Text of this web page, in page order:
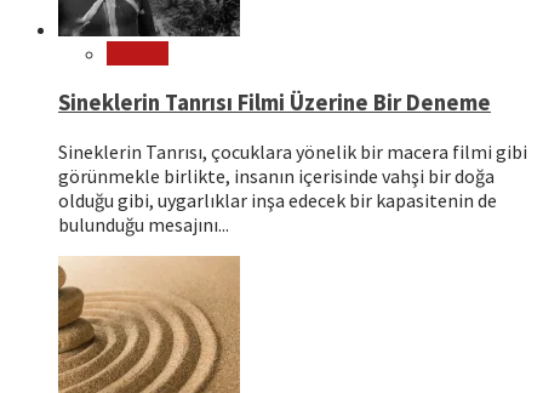
Sineklerin Tanrısı Filmi Üzerine Bir Deneme
Sineklerin Tanrısı, çocuklara yönelik bir macera filmi gibi
görünmekle birlikte, insanın içerisinde vahşi bir doğa
olduğu gibi, uygarlıklar inşa edecek bir kapasitenin de
bulunduğu mesajını...